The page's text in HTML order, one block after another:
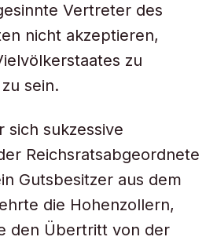
Vertreter des
nicht akzeptieren,
zu
sein.
sukzessive
Reichsratsabgeordnete
Gutsbesitzer aus dem
die Hohenzollern,
den Übertritt von der